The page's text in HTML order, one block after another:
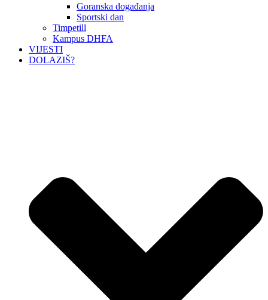
Goranska događanja
Sportski dan
Timpetill
Kampus DHFA
VIJESTI
DOLAZIŠ?